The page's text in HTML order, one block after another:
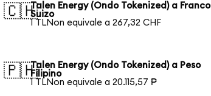
🇨🇭Talen Energy (Ondo Tokenized) a Franco
Suizo
1 TLNon equivale a 267,32 CHF
🇵🇭Talen Energy (Ondo Tokenized) a Peso
Filipino
1 TLNon equivale a 20.115,57 ₱